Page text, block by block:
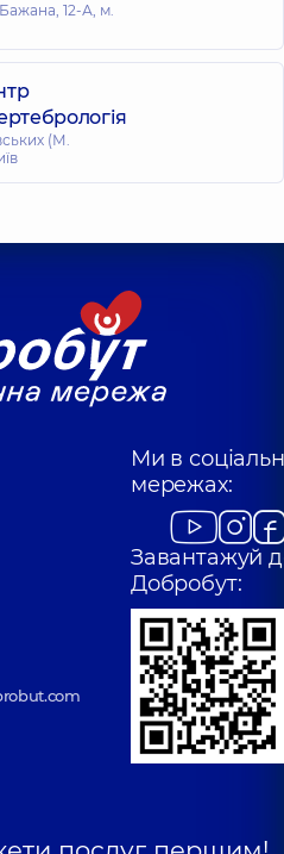
12-А, м.
(М.
Ми в
мережах:
Завантажуй
Добробут: